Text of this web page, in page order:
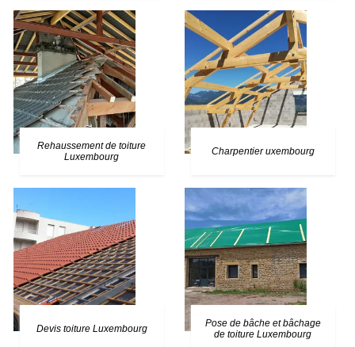
Rehaussement de toiture
Luxembourg
Charpentier uxembourg
Devis toiture Luxembourg
Pose de bâche et bâchage
de toiture Luxembourg